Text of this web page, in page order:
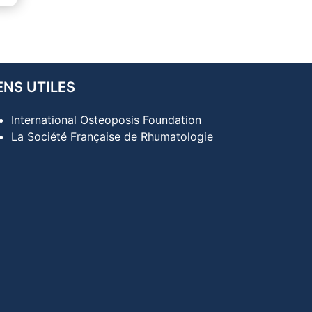
UTILES
International Osteoposis Foundation
La Société Française de Rhumatologie